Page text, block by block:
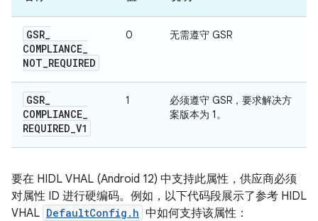
GSR
COMPLIANCE
NOT REQUIRED
0 无需遵守 GSR
GSR
COMPLIANCE
REQUIRED V1
1
必须遵守 GSR，要求解决方
案版本为 1。
要在 HIDL VHAL (Android 12) 中支持此属性，供应商必须
对属性 ID 进行硬编码。例如，以下代码段展示了参考 HIDL
VHAL DefaultConfig.h 中如何支持该属性：